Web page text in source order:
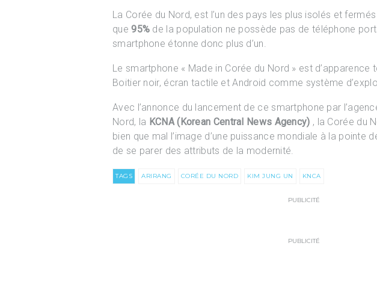
La Corée du Nord, est l’un des pays les plus isolés et
que 95% de la population ne possède pas de téléphone
smartphone étonne donc plus d’un.
Le smartphone « Made in Corée du Nord » est d’apparence
Boitier noir, écran tactile et Android comme système
Avec l’annonce du lancement de ce smartphone par
Nord, la KCNA (Korean Central News Agency) , la Corée du
bien que mal l’image d’une puissance mondiale à la pointe
de se parer des attributs de la modernité.
TAGS ARIRANG CORÉE DU NORD KIM JUNG UN KNCA
PUBLICITÉ
PUBLICITÉ